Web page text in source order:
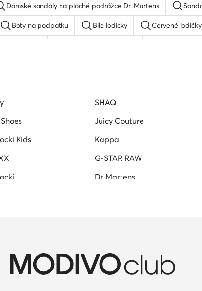
Dámské sandály na ploché podrážce Dr. Martens
Boty na podpatku Bile lodicky Červené lodičky
SHAQ
Juicy Couture
Kids Kappa
G-STAR RAW
Dr Martens